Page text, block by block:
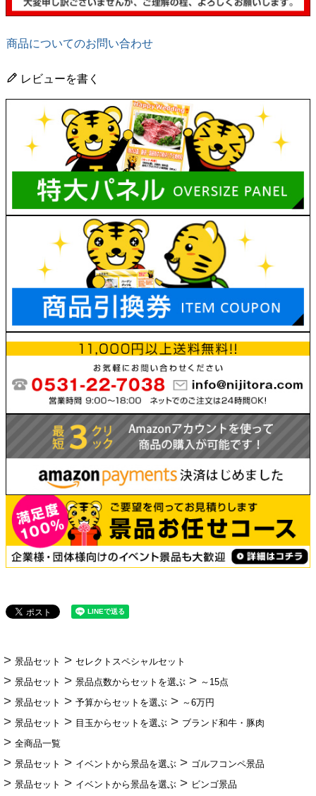
商品についてのお問い合わせ
レビューを書く
景品セット
セレクトスペシャルセット
景品セット
景品点数からセットを選ぶ
～15点
景品セット
予算からセットを選ぶ
～6万円
景品セット
目玉からセットを選ぶ
ブランド和牛・豚肉
全商品一覧
景品セット
イベントから景品を選ぶ
ゴルフコンペ景品
景品セット
イベントから景品を選ぶ
ビンゴ景品